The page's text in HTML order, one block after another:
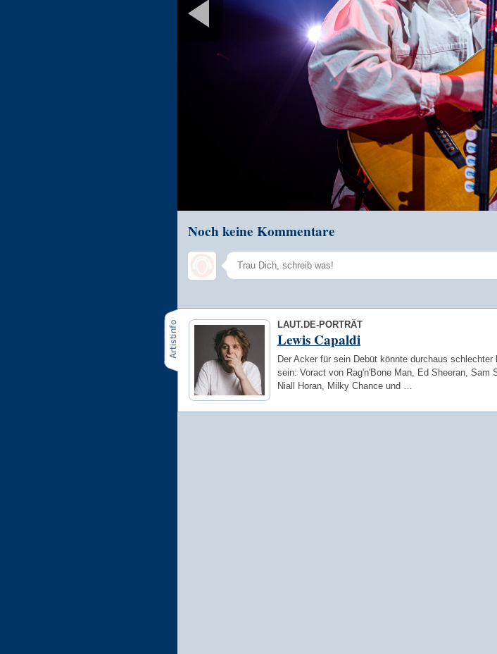
Noch keine Kommentare
LAUT.DE-PORTRÄT
Lewis Capaldi
Der Acker für sein Debüt könnte durchaus schlechter
sein: Voract von Rag'n'Bone Man, Ed Sheeran, Sam
Niall Horan, Milky Chance und …